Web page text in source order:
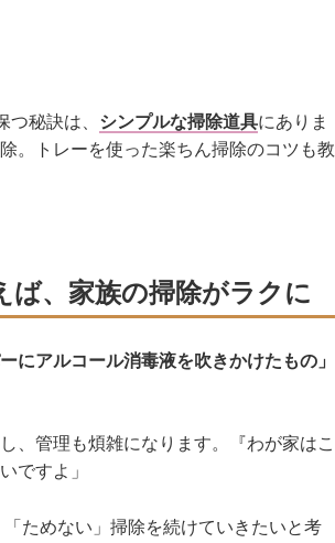
つ秘訣は、 シンプルな掃除道具にありま
。トレーを使った楽ちん掃除のコツも教
ば、家族の掃除がラクに
にアルコール消毒液を吹きかけたもの」
、管理も煩雑になります。『わが家はこ
ですよ」
ためない」掃除を続けていきたいと考